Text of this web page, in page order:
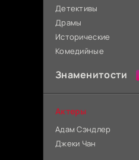
Детективы
Драмы
Исторические
Комедийные
Знаменитости
Актеры
Адам Сэндлер
Джеки Чан